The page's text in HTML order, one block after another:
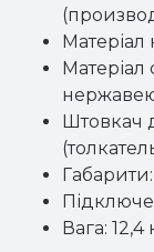
Матеріал
Матеріал
Штовкач
Вага: 12,4